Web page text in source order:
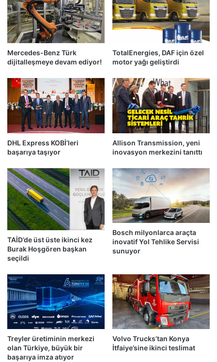
Mercedes-Benz Türk
dijitalleşmeye devam ediyor!
TotalEnergies, DAF için özel
motor yağı geliştirdi
DHL Express KOBİ’leri
başarıya taşıyor
Allison Transmission, yeni
inovasyon merkezini tanıttı
TAİD’de üst üste ikinci kez
Burak Hoşgören başkan
seçildi
Bosch milyonlarca araçta
inovatif Yol Tehlike Servisi
sunuyor
Treyler üretiminin merkezi
olan Türkiye, büyük bir
başarıya imza atıyor
Volvo Trucks’tan Konya
İtfaiye’sine ikinci teslimat